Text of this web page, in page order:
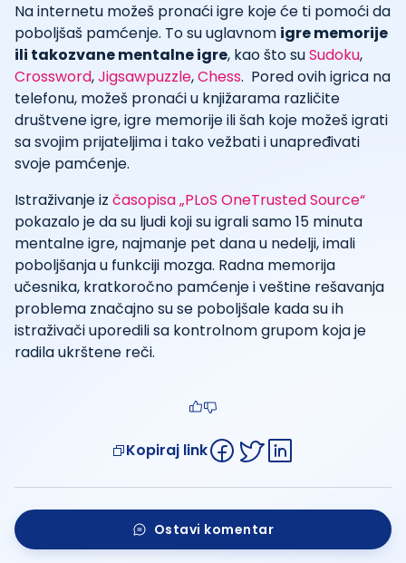
Na internetu možeš pronaći igre koje će ti pomoći da
poboljšaš pamćenje. To su uglavnom igre memorije
ili takozvane mentalne igre, kao što suSudoku,
Crossword,Jigsawpuzzle,Chess. Pored ovih igrica na
telefonu, možeš pronaći u knjižarama različite
društvene igre, igre memorije ili šah koje možeš igrati
sa svojim prijateljima i tako vežbati i unapređivati
svoje pamćenje.
Istraživanje iz časopisa „PLoS OneTrusted Source“
pokazalo je da su ljudi koji su igrali samo 15 minuta
mentalne igre, najmanje pet dana u nedelji, imali
poboljšanja u funkciji mozga. Radna memorija
učesnika, kratkoročno pamćenje i veštine rešavanja
problema značajno su se poboljšale kada su ih
istraživači uporedili sa kontrolnom grupom koja je
radila ukrštene reči.
Kopiraj link
Ostavi komentar